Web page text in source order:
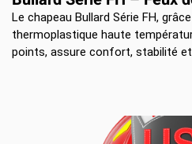
Le chapeau Bullard Série FH,
thermoplastique haute
points, assure confort, stabilité